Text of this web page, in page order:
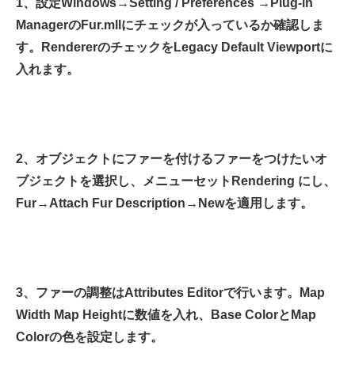
1、設定Windows→Setting / Preferences →Plug-in
ManagerのFur.mllにチェックが入っているか確認しま
す。RendererのチェックをLegacy Default Viewportに
入れます。
2、オブジェクトにファーを付けるファーをつけたいオ
ブジェクトを選択し、メニューセットRendering にし、
Fur→Attach Fur Description→Newを適用します。
3、ファーの調整はAttributes Editorで行います。
Map
Width Map Heightに数値を入れ、Base ColorとMap
Colorの色を設定します。